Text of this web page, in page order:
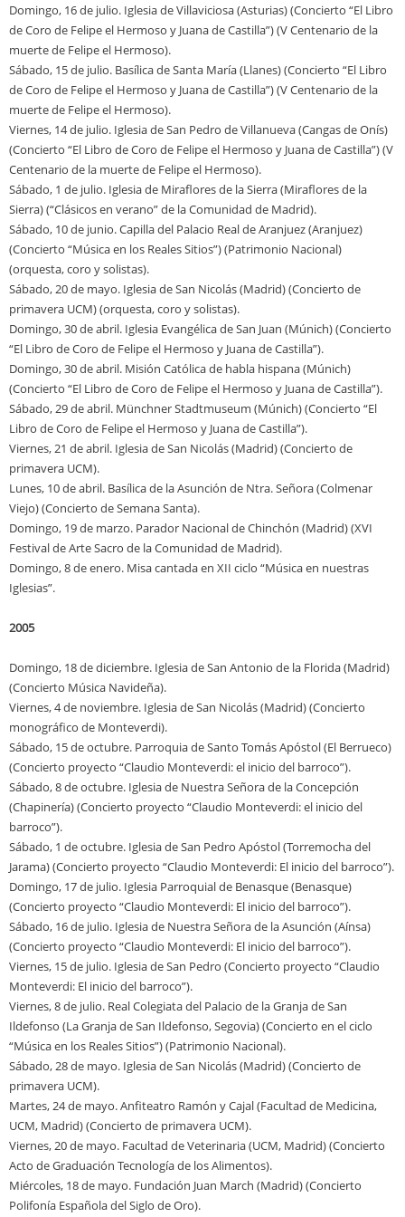
Domingo, 16 de julio. Iglesia de Villaviciosa (Asturias) (Concierto “El Libro
de Coro de Felipe el Hermoso y Juana de Castilla”) (V Centenario de la
muerte de Felipe el Hermoso).
Sábado, 15 de julio. Basílica de Santa María (Llanes) (Concierto “El Libro
de Coro de Felipe el Hermoso y Juana de Castilla”) (V Centenario de la
muerte de Felipe el Hermoso).
Viernes, 14 de julio. Iglesia de San Pedro de Villanueva (Cangas de Onís)
(Concierto “El Libro de Coro de Felipe el Hermoso y Juana de Castilla”) (V
Centenario de la muerte de Felipe el Hermoso).
Sábado, 1 de julio. Iglesia de Miraflores de la Sierra (Miraflores de la
Sierra) (“Clásicos en verano” de la Comunidad de Madrid).
Sábado, 10 de junio. Capilla del Palacio Real de Aranjuez (Aranjuez)
(Concierto “Música en los Reales Sitios”) (Patrimonio Nacional)
(orquesta, coro y solistas).
Sábado, 20 de mayo. Iglesia de San Nicolás (Madrid) (Concierto de
primavera UCM) (orquesta, coro y solistas).
Domingo, 30 de abril. Iglesia Evangélica de San Juan (Múnich) (Concierto
“El Libro de Coro de Felipe el Hermoso y Juana de Castilla”).
Domingo, 30 de abril. Misión Católica de habla hispana (Múnich)
(Concierto “El Libro de Coro de Felipe el Hermoso y Juana de Castilla”).
Sábado, 29 de abril. Münchner Stadtmuseum (Múnich) (Concierto “El
Libro de Coro de Felipe el Hermoso y Juana de Castilla”).
Viernes, 21 de abril. Iglesia de San Nicolás (Madrid) (Concierto de
primavera UCM).
Lunes, 10 de abril. Basílica de la Asunción de Ntra. Señora (Colmenar
Viejo) (Concierto de Semana Santa).
Domingo, 19 de marzo. Parador Nacional de Chinchón (Madrid) (XVI
Festival de Arte Sacro de la Comunidad de Madrid).
Domingo, 8 de enero. Misa cantada en XII ciclo “Música en nuestras
Iglesias”.
2005
Domingo, 18 de diciembre. Iglesia de San Antonio de la Florida (Madrid)
(Concierto Música Navideña).
Viernes, 4 de noviembre. Iglesia de San Nicolás (Madrid) (Concierto
monográfico de Monteverdi).
Sábado, 15 de octubre. Parroquia de Santo Tomás Apóstol (El Berrueco)
(Concierto proyecto “Claudio Monteverdi: el inicio del barroco”).
Sábado, 8 de octubre. Iglesia de Nuestra Señora de la Concepción
(Chapinería) (Concierto proyecto “Claudio Monteverdi: el inicio del
barroco”).
Sábado, 1 de octubre. Iglesia de San Pedro Apóstol (Torremocha del
Jarama) (Concierto proyecto “Claudio Monteverdi: El inicio del barroco”).
Domingo, 17 de julio. Iglesia Parroquial de Benasque (Benasque)
(Concierto proyecto “Claudio Monteverdi: El inicio del barroco”).
Sábado, 16 de julio. Iglesia de Nuestra Señora de la Asunción (Aínsa)
(Concierto proyecto “Claudio Monteverdi: El inicio del barroco”).
Viernes, 15 de julio. Iglesia de San Pedro (Concierto proyecto “Claudio
Monteverdi: El inicio del barroco”).
Viernes, 8 de julio. Real Colegiata del Palacio de la Granja de San
Ildefonso (La Granja de San Ildefonso, Segovia) (Concierto en el ciclo
“Música en los Reales Sitios”) (Patrimonio Nacional).
Sábado, 28 de mayo. Iglesia de San Nicolás (Madrid) (Concierto de
primavera UCM).
Martes, 24 de mayo. Anfiteatro Ramón y Cajal (Facultad de Medicina,
UCM, Madrid) (Concierto de primavera UCM).
Viernes, 20 de mayo. Facultad de Veterinaria (UCM, Madrid) (Concierto
Acto de Graduación Tecnología de los Alimentos).
Miércoles, 18 de mayo. Fundación Juan March (Madrid) (Concierto
Polifonía Española del Siglo de Oro).